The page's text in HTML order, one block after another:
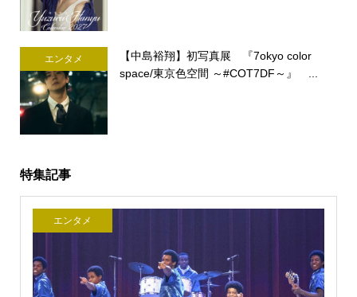
エンタメ
【中島裕翔】初写真展 『7okyo color
space/東京色空間 ～#COT7DF～』 ...
特集記事
エンタメ